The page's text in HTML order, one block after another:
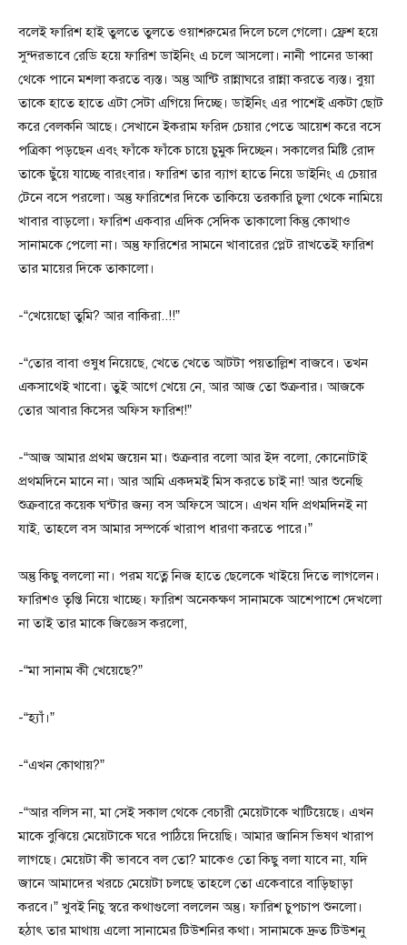
বলেই ফারিশ হাই তুলতে তুলতে ওয়াশরুমের দিলে চলে গেলো। ফ্রেশ হয়ে
সুন্দরভাবে রেডি হয়ে ফারিশ ডাইনিং এ চলে আসলো। নানী পানের ডাব্বা
থেকে পানে মশলা করতে ব্যস্ত। অন্তু আন্টি রান্নাঘরে রান্না করতে ব্যস্ত। বুয়া
তাকে হাতে হাতে এটা সেটা এগিয়ে দিচ্ছে। ডাইনিং এর পাশেই একটা ছোট
করে বেলকনি আছে। সেখানে ইকরাম ফরিদ চেয়ার পেতে আয়েশ করে বসে
পত্রিকা পড়ছেন এবং ফাঁকে ফাঁকে চায়ে চুমুক দিচ্ছেন। সকালের মিষ্টি রোদ
তাকে ছুঁয়ে যাচ্ছে বারংবার। ফারিশ তার ব্যাগ হাতে নিয়ে ডাইনিং এ চেয়ার
টেনে বসে পরলো। অন্তু ফারিশের দিকে তাকিয়ে তরকারি চুলা থেকে নামিয়ে
খাবার বাড়লো। ফারিশ একবার এদিক সেদিক তাকালো কিন্তু কোথাও
সানামকে পেলো না। অন্তু ফারিশের সামনে খাবারের প্লেট রাখতেই ফারিশ
তার মায়ের দিকে তাকালো।
-“খেয়েছো তুমি? আর বাকিরা..!!”
-“তোর বাবা ওষুধ নিয়েছে, খেতে খেতে আটটা পয়তাল্লিশ বাজবে। তখন
একসাথেই খাবো। তুই আগে খেয়ে নে, আর আজ তো শুক্রবার। আজকে
তোর আবার কিসের অফিস ফারিশ!”
-“আজ আমার প্রথম জয়েন মা। শুক্রবার বলো আর ইদ বলো, কোনোটাই
প্রথমদিনে মানে না। আর আমি একদমই মিস করতে চাই না! আর শুনেছি
শুক্রবারে কয়েক ঘন্টার জন্য বস অফিসে আসে। এখন যদি প্রথমদিনই না
যাই, তাহলে বস আমার সম্পর্কে খারাপ ধারণা করতে পারে।”
অন্তু কিছু বললো না। পরম যত্নে নিজ হাতে ছেলেকে খাইয়ে দিতে লাগলেন।
ফারিশও তৃপ্তি নিয়ে খাচ্ছে। ফারিশ অনেকক্ষণ সানামকে আশেপাশে দেখলো
না তাই তার মাকে জিজ্ঞেস করলো,
-“মা সানাম কী খেয়েছে?”
-“হ্যাঁ।”
-“এখন কোথায়?”
-“আর বলিস না, মা সেই সকাল থেকে বেচারী মেয়েটাকে খাটিয়েছে। এখন
মাকে বুঝিয়ে মেয়েটাকে ঘরে পাঠিয়ে দিয়েছি। আমার জানিস ভিষণ খারাপ
লাগছে। মেয়েটা কী ভাববে বল তো? মাকেও তো কিছু বলা যাবে না, যদি
জানে আমাদের খরচে মেয়েটা চলছে তাহলে তো একেবারে বাড়িছাড়া
করবে।” খুবই নিচু স্বরে কথাগুলো বললেন অন্তু। ফারিশ চুপচাপ শুনলো।
হঠাৎ তার মাথায় এলো সানামের টিউশনির কথা। সানামকে দ্রুত টিউশনু